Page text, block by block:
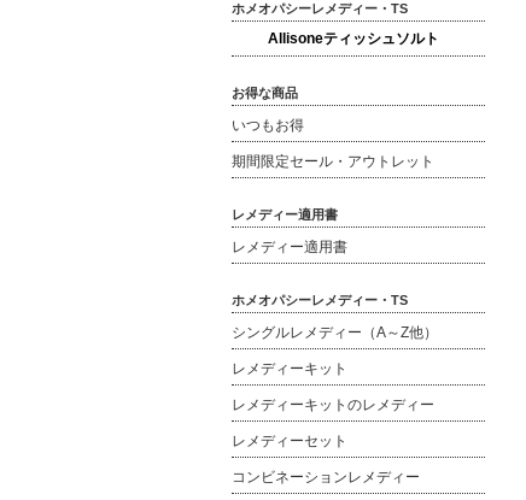
ホメオパシーレメディー・TS
Allisoneティッシュソルト
お得な商品
いつもお得
期間限定セール・アウトレット
レメディー適用書
レメディー適用書
ホメオパシーレメディー・TS
シングルレメディー（A～Z他）
レメディーキット
レメディーキットのレメディー
レメディーセット
コンビネーションレメディー